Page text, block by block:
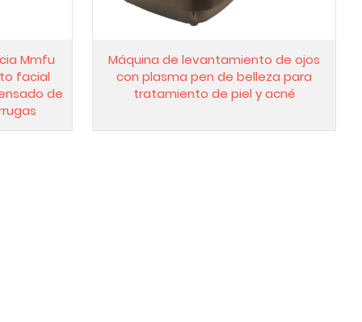
Mmfu
facial
de
Máquina de levantamiento de ojos
con plasma pen de belleza para
tratamiento de piel y acné